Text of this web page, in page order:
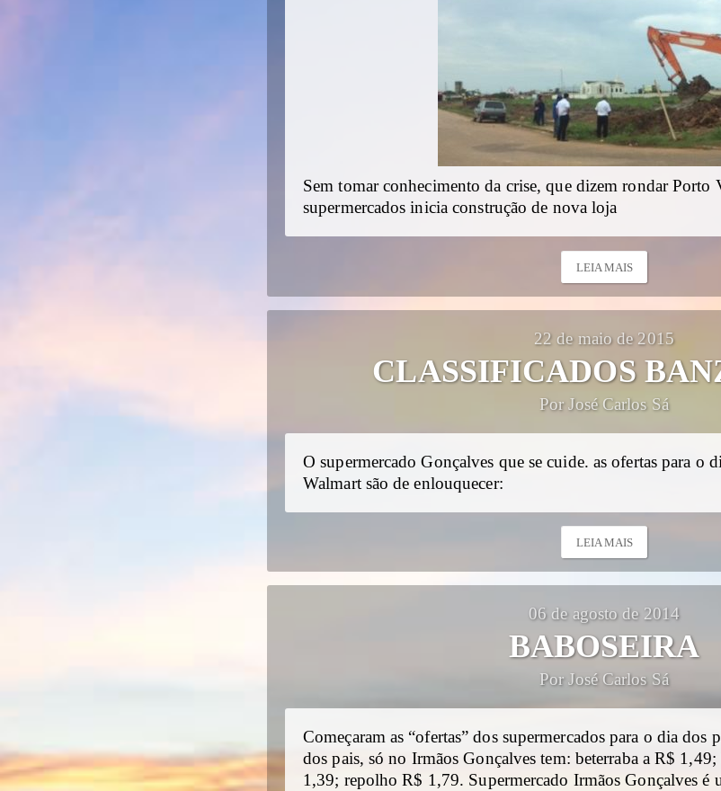
Sem tomar conhecimento da crise, que dizem rondar Porto
supermercados inicia construção de nova loja
LEIA MAIS
22 de maio de 2015
CLASSIFICADOS
Por José Carlos Sá
O supermercado Gonçalves que se cuide. as ofertas para o
Walmart são de enlouquecer:
LEIA MAIS
06 de agosto de 2014
BABOSEIRA
Por José Carlos Sá
Começaram as “ofertas” dos supermercados para o dia dos
dos pais, só no Irmãos Gonçalves tem: beterraba a R$
1,39; repolho R$ 1,79. Supermercado Irmãos Gonçalves é